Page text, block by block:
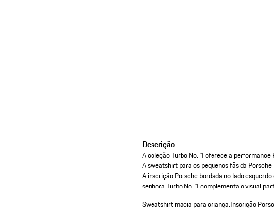
Descrição
A coleção Turbo No. 1 oferece a
A sweatshirt para os pequenos fãs da
A inscrição Porsche bordada no lado
senhora Turbo No. 1 complementa o visual
Sweatshirt macia para criança.Inscrição